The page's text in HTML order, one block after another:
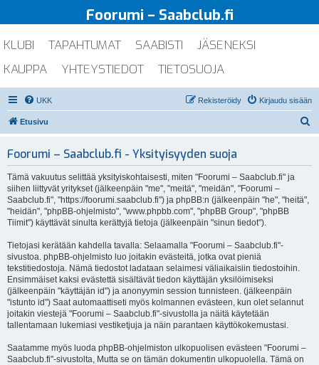
Foorumi – Saabclub.fi
KLUBI TAPAHTUMAT SAABISTI
JÄSENEKSI
KAUPPA
YHTEYSTIEDOT TIETOSUOJA
UKK Kirjaudu sisään
Rekisteröidy
Etusivu
Foorumi – Saabclub.fi - Yksityisyyden suoja
Tämä vakuutus selittää yksityiskohtaisesti, miten "Foorumi – Saabclub.fi" ja
siihen liittyvät yritykset (jälkeenpäin "me", "meitä", "meidän", "Foorumi –
Saabclub.fi", "https://foorumi.saabclub.fi") ja phpBB:n (jälkeenpäin "he", "heitä",
"heidän", "phpBB-ohjelmisto", "www.phpbb.com", "phpBB Group", "phpBB
Tiimit") käyttävät sinulta kerättyjä tietoja (jälkeenpäin "sinun tiedot").
Tietojasi kerätään kahdella tavalla: Selaamalla "Foorumi – Saabclub.fi"-
sivustoa. phpBB-ohjelmisto luo joitakin evästeitä, jotka ovat pieniä
tekstitiedostoja. Nämä tiedostot ladataan selaimesi väliaikaisiin tiedostoihin.
Ensimmäiset kaksi evästettä sisältävät tiedon käyttäjän yksilöimiseksi
(jälkeenpäin "käyttäjän id") ja anonyymin session tunnisteen. (jälkeenpäin
"istunto id") Saat automaattiseti myös kolmannen evästeen, kun olet selannut
joitakin viestejä "Foorumi – Saabclub.fi"-sivustolla ja näitä käytetään
tallentamaan lukemiasi vestiketjuja ja näin parantaen käyttökokemustasi.
Saatamme myös luoda phpBB-ohjelmiston ulkopuolisen evästeen "Foorumi –
Saabclub.fi"-sivustolta, Mutta se on tämän dokumentin ulkopuolella. Tämä on